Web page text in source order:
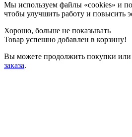
Мы используем файлы «cookies» и
чтобы улучшить работу и повысить
Хорошо, больше не показывать
Товар успешно добавлен в корзину!
Вы можете продолжить покупки или
заказа.